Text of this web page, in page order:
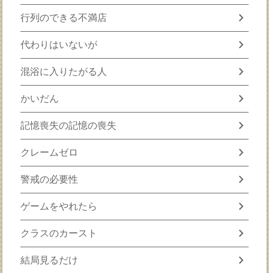
行列のできる不満店 chevron_right
代わりはいないが chevron_right
混浴に入りたがる人 chevron_right
かいだん chevron_right
記憶喪失の記憶の喪失 chevron_right
クレームゼロ chevron_right
警戒の必要性 chevron_right
ゲームをやれたら chevron_right
クラスのカースト chevron_right
結局見るだけ chevron_right